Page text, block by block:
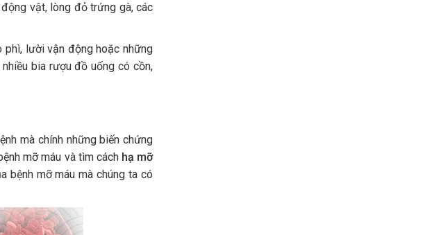
vật, lòng đỏ trứng gà, các
phì, lười vận động hoặc những
bia rượu đồ uống có cồn,
mà chính những biến chứng
mỡ máu và tìm cách hạ mỡ
bệnh mỡ máu mà chúng ta có